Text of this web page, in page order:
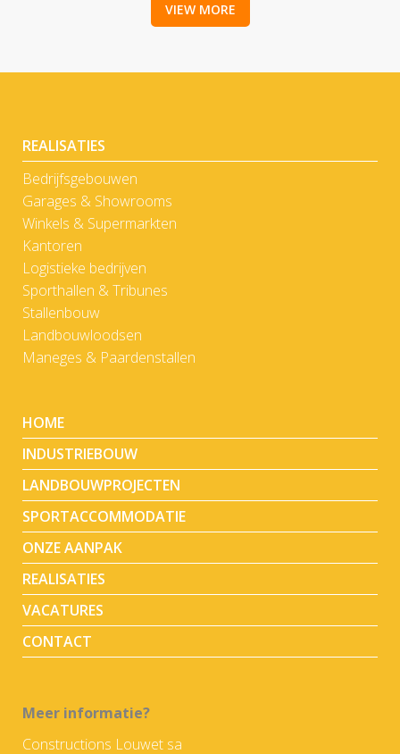
VIEW MORE
REALISATIES
Bedrijfsgebouwen
Garages & Showrooms
Winkels & Supermarkten
Kantoren
Logistieke bedrijven
Sporthallen & Tribunes
Stallenbouw
Landbouwloodsen
Maneges & Paardenstallen
HOME
INDUSTRIEBOUW
LANDBOUWPROJECTEN
SPORTACCOMMODATIE
ONZE AANPAK
REALISATIES
VACATURES
CONTACT
Meer informatie?
Constructions Louwet sa